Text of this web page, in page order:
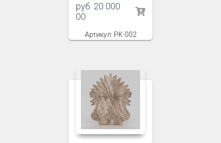
руб. 20 000
00
Артикул: PK-002